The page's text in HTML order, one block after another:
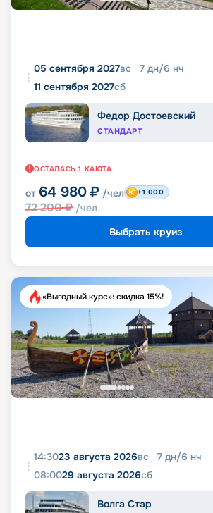
05 сентября 2027вс 7 дн/6 нч
11 сентября 2027сб
Федор Достоевский
СТАНДАРТ
ОСТАЛАСЬ 1 КАЮТА
от 64 980 ₽ /чел
72 200₽ /чел
+1 000
Выбрать круиз
«Выгодный курс»: скидка 15%!
14:3023 августа 2026вс 7 дн/6 нч
08:0029 августа 2026сб
Волга Стар